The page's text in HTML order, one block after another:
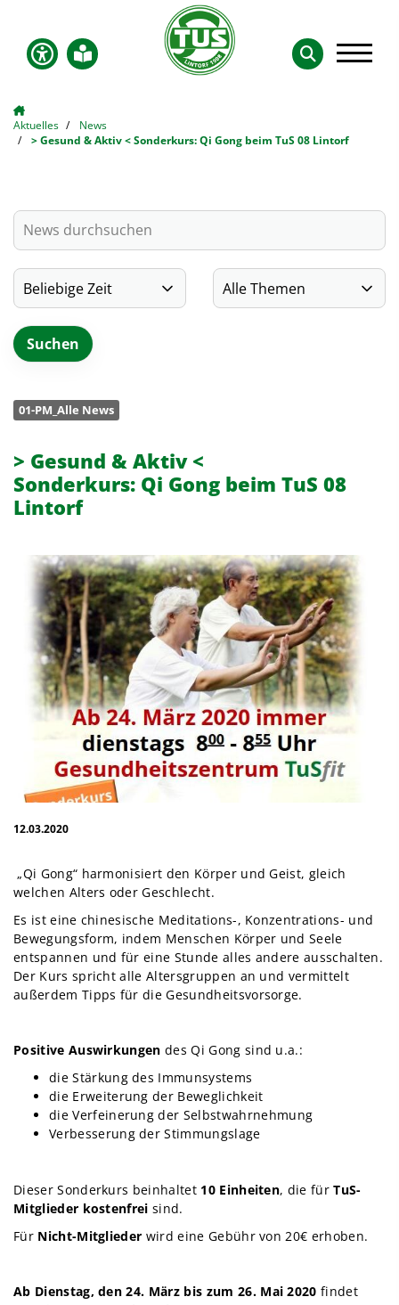
Aktuelles
News
> Gesund & Aktiv < Sonderkurs: Qi Gong beim TuS 08 Lintorf
01-PM_Alle News
> Gesund & Aktiv <
Sonderkurs: Qi Gong beim TuS 08
Lintorf
12.03.2020
„Qi Gong“ harmonisiert den Körper und Geist, gleich
welchen Alters oder Geschlecht.
Es ist eine chinesische Meditations-, Konzentrations- und
Bewegungsform, indem Menschen Körper und Seele
entspannen und für eine Stunde alles andere ausschalten.
Der Kurs spricht alle Altersgruppen an und vermittelt
außerdem Tipps für die Gesundheitsvorsorge.
Positive Auswirkungen des Qi Gong sind u.a.:
die Stärkung des Immunsystems
die Erweiterung der Beweglichkeit
die Verfeinerung der Selbstwahrnehmung
Verbesserung der Stimmungslage
Dieser Sonderkurs beinhaltet 10 Einheiten, die fürTuS-
Mitglieder kostenfreisind.
Für Nicht-Mitglieder wird eine Gebühr von 20€ erhoben.
Ab Dienstag, den 24. März bis zum 26. Mai 2020findet